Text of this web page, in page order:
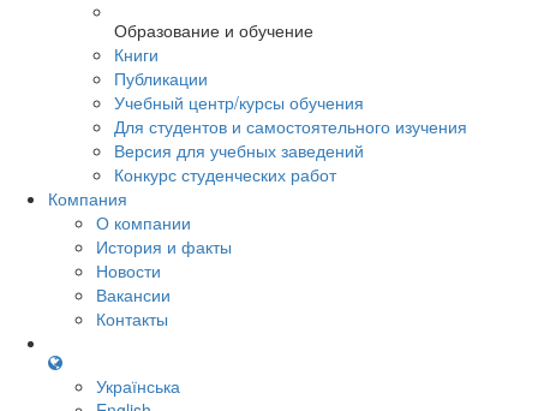
Образование и обучение
Книги
Публикации
Учебный центр/курсы обучения
Для студентов и самостоятельного изучения
Версия для учебных заведений
Конкурс студенческих работ
Компания
О компании
История и факты
Новости
Вакансии
Контакты
Українська